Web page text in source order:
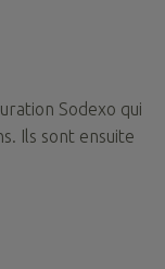
Sodexo qui
Ils sont ensuite